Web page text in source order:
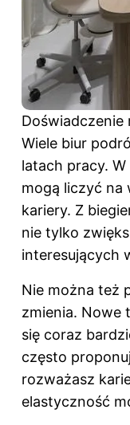
Wiele biur
latach pracy.
mogą liczyć na
kariery. Z
nie tylko
interesujących
Nie można też
zmienia. Nowe
się coraz
często
rozważasz
elastyczność